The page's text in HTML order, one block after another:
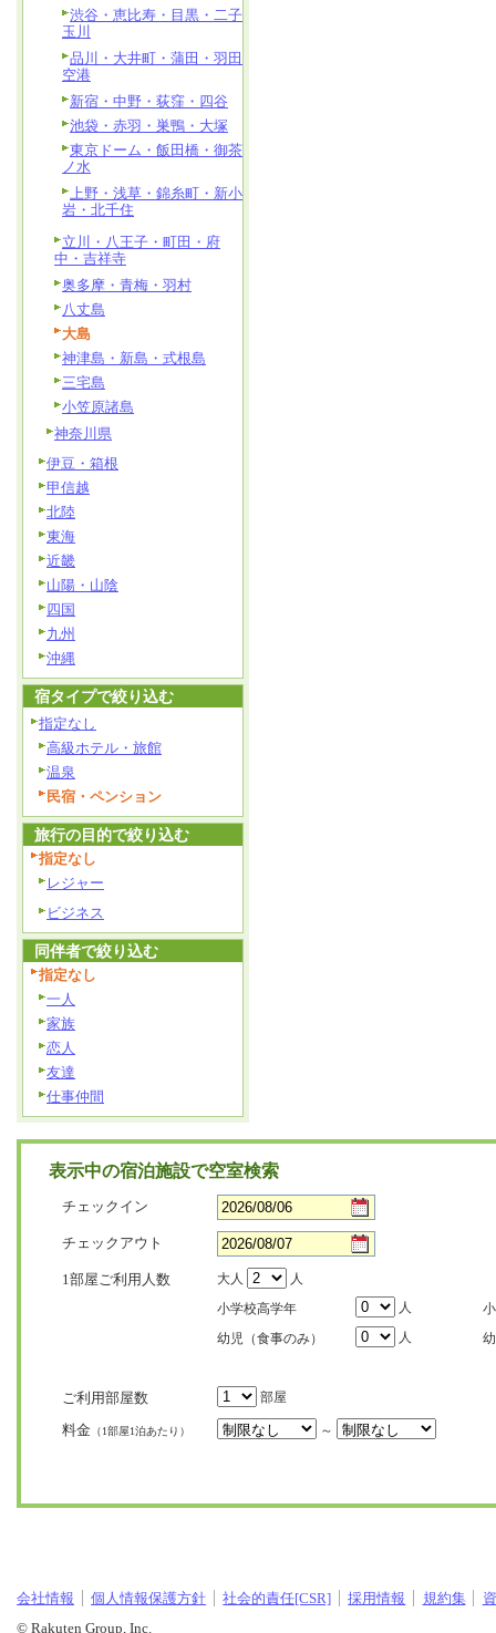
渋谷・恵比寿・目黒・二子
玉川
品川・大井町・蒲田・羽田
空港
新宿・中野・荻窪・四谷
池袋・赤羽・巣鴨・大塚
東京ドーム・飯田橋・御茶
ノ水
上野・浅草・錦糸町・新小
岩・北千住
立川・八王子・町田・府
中・吉祥寺
奥多摩・青梅・羽村
八丈島
大島
神津島・新島・式根島
三宅島
小笠原諸島
神奈川県
伊豆・箱根
甲信越
北陸
東海
近畿
山陽・山陰
四国
九州
沖縄
宿タイプで絞り込む
指定なし
高級ホテル・旅館
温泉
民宿・ペンション
旅行の目的で絞り込む
指定なし
レジャー
ビジネス
同伴者で絞り込む
指定なし
一人
家族
恋人
友達
仕事仲間
表示中の宿泊施設で空室検索
チェックイン
チェックアウト
1部屋ご利用人数 大人
人
小学校高学年
人
幼児（食事のみ）
人
ご利用部屋数 部屋
料金 （1部屋1泊あたり） ～
会社情報 個人情報保護方針 社会的責任[CSR] 採用情報 規約集
© Rakuten Group, Inc.